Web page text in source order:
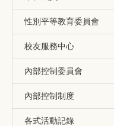
性別平等教育委員會
校友服務中心
內部控制委員會
內部控制制度
各式活動記錄